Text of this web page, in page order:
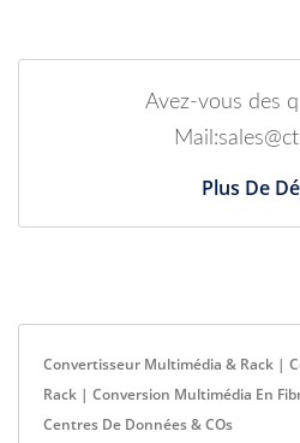
Avez-vous des
Plus De
Convertisseur Multimédia & Rack |
Rack | Conversion Multimédia En
Centres De Données & COs